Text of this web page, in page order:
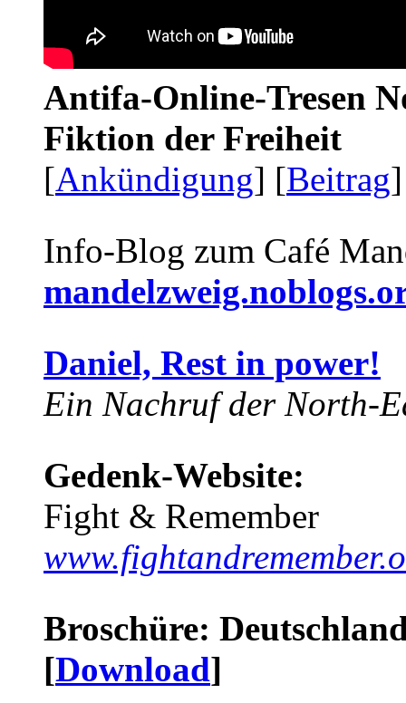
Antifa-Online-Tresen
Fiktion der Freiheit
[Ankündigung] [Beitrag
Info-Blog zum Café
Daniel, Rest in power!
Ein Nachruf der North-
Gedenk-Website:
Fight & Remember
Broschüre:
[Download]